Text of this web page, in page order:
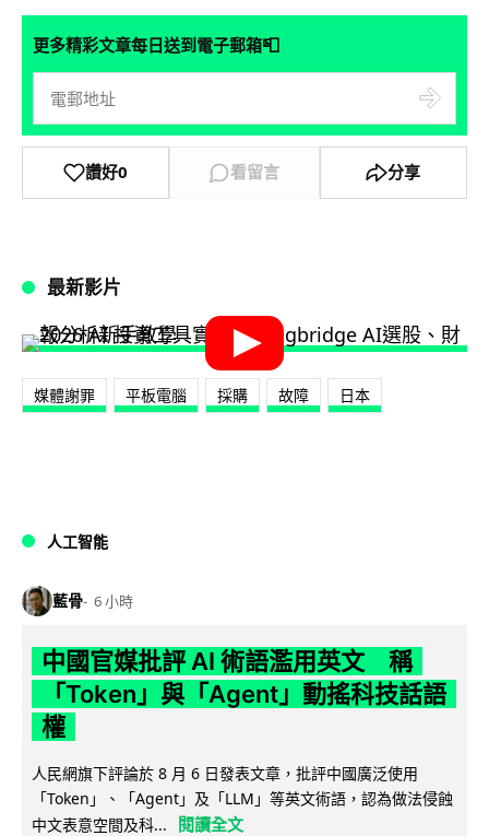
更多精彩文章每日送到電子郵箱📮
讚好0 看留言 分享
最新影片
媒體謝罪 平板電腦 採購 故障 日本
人工智能
藍骨 6 小時
中國官媒批評 AI 術語濫用英文 稱
「Token」與「Agent」動搖科技話語
權
人民網旗下評論於 8 月 6 日發表文章，批評中國廣泛使用
「Token」、「Agent」及「LLM」等英文術語，認為做法侵蝕
中文表意空間及科...
閱讀全文